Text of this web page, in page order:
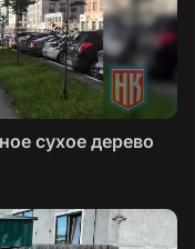
сухое дерево